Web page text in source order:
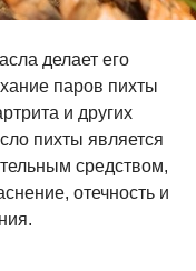
делает его
паров пихты
и других
пихты является
средством,
отечность и